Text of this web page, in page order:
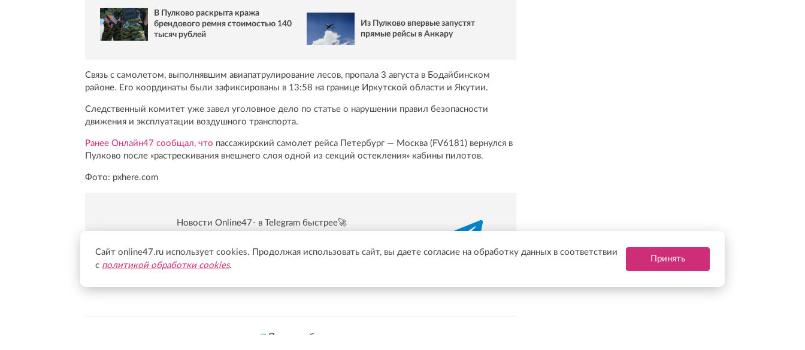
В Пулково раскрыта кража
брендового ремня стоимостью 140
тысяч рублей
Из Пулково впервые запустят
прямые рейсы в Анкару
Связь с самолетом, выполнявшим авиапатрулирование лесов, пропала 3 августа в Бодайбинском
районе. Его координаты были зафиксированы в 13:58 на границе Иркутской области и Якутии.
Следственный комитет уже завел уголовное дело по статье о нарушении правил безопасности
движения и эксплуатации воздушного транспорта.
Ранее Онлайн47 сообщал, что пассажирский самолет рейса Петербург — Москва (FV6181) вернулся в
Пулково после «растрескивания внешнего слоя одной из секций остекления» кабины пилотов.
Фото: pxhere.com
Новости Online47- в Telegram быстрее🚀
Показать больше
Сайт online47.ru использует cookies. Продолжая использовать сайт, вы даете согласие на обработку данных в соответствии
с политикой обработки cookies.
Принять